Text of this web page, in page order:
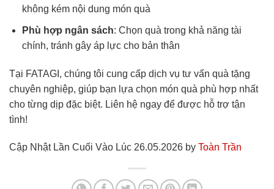
không kém nội dung món quà
Phù hợp ngân sách: Chọn quà trong khả năng tài
chính, tránh gây áp lực cho bản thân
Tại FATAGI, chúng tôi cung cấp dịch vụ tư vấn quà tặng
chuyên nghiệp, giúp bạn lựa chọn món quà phù hợp nhất
cho từng dịp đặc biệt. Liên hệ ngay để được hỗ trợ tận
tình!
Cập Nhật Lần Cuối Vào Lúc 26.05.2026 by Toàn Trần